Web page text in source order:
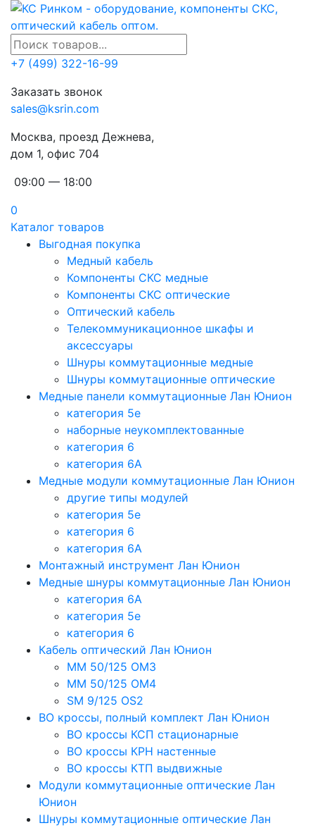
+7 (499) 322-16-99
Заказать звонок
sales@ksrin.com
Москва, проезд Дежнева,
дом 1, офис 704
09:00 — 18:00
0
Каталог товаров
Выгодная покупка
Медный кабель
Компоненты СКС медные
Компоненты СКС оптические
Оптический кабель
Телекоммуникационное шкафы и
аксессуары
Шнуры коммутационные медные
Шнуры коммутационные оптические
Медные панели коммутационные Лан Юнион
категория 5e
наборные неукомплектованные
категория 6
категория 6A
Медные модули коммутационные Лан Юнион
другие типы модулей
категория 5е
категория 6
категория 6A
Монтажный инструмент Лан Юнион
Медные шнуры коммутационные Лан Юнион
категория 6A
категория 5e
категория 6
Кабель оптический Лан Юнион
MM 50/125 OM3
MM 50/125 OM4
SM 9/125 OS2
ВО кроссы, полный комплект Лан Юнион
ВО кроссы КСП стационарные
ВО кроссы КРН настенные
ВО кроссы КТП выдвижные
Модули коммутационные оптические Лан
Юнион
Шнуры коммутационные оптические Лан